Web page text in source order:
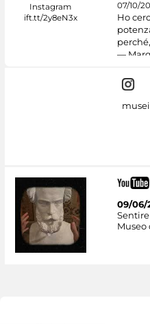
07/10/
Ho
—
09/06/
Museo